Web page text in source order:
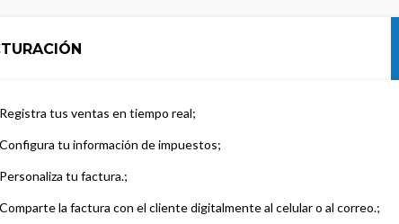
Registra tus ventas en tiempo real
Configura tu información de impuestos
Personaliza tu factura.
Comparte la factura con el cliente digitalmente al celular o al correo.